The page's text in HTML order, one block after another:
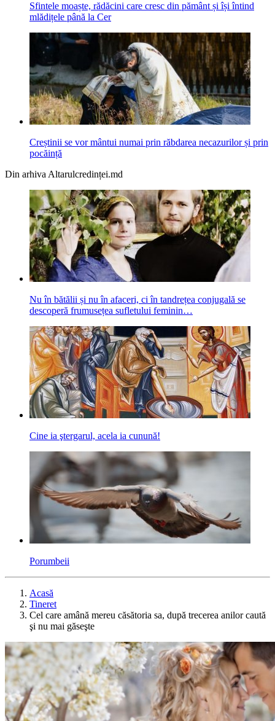
Sfintele moaște, rădăcini care cresc din pământ și își întind
mlădițele până la Cer
Creștinii se vor mântui numai prin răbdarea necazurilor și prin
pocăință
Din arhiva Altarulcredinței.md
Nu în bătălii și nu în afaceri, ci în tandrețea conjugală se
descoperă frumusețea sufletului feminin…
Cine ia ştergarul, acela ia cunună!
Porumbeii
Acasă
Tineret
Cel care amână mereu căsătoria sa, după trecerea anilor caută
şi nu mai găseşte